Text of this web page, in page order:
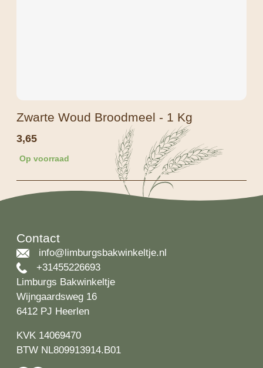
Zwarte Woud Broodmeel - 1 Kg
3,65
Op voorraad
Contact
info@limburgsbakwinkeltje.nl
+31455226693
Limburgs Bakwinkeltje
Wijngaardsweg 16
6412 PJ Heerlen
KVK 14069470
BTW NL809913914.B01